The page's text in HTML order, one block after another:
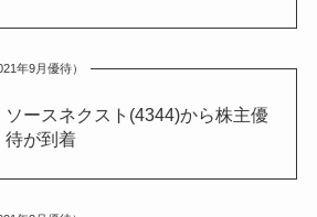
年9月優待）
ソースネクスト(4344)から株主優
待が到着